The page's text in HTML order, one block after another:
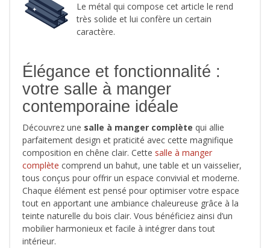
Le métal qui compose cet article le rend
très solide et lui confère un certain
caractère.
Élégance et fonctionnalité :
votre salle à manger
contemporaine idéale
Découvrez une salle à manger complète qui allie
parfaitement design et praticité avec cette magnifique
composition en chêne clair. Cette salle à manger
complète comprend un bahut, une table et un vaisselier,
tous conçus pour offrir un espace convivial et moderne.
Chaque élément est pensé pour optimiser votre espace
tout en apportant une ambiance chaleureuse grâce à la
teinte naturelle du bois clair. Vous bénéficiez ainsi d’un
mobilier harmonieux et facile à intégrer dans tout
intérieur.